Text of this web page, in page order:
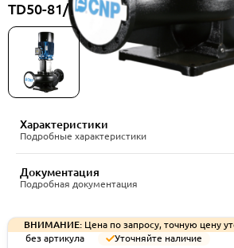
TD50-81/2SWHCJ
Характеристики
Подробные характеристики
Документация
Подробная документация
ВНИМАНИЕ: Цена по запросу, точную цену
без артикула
Уточняйте наличие